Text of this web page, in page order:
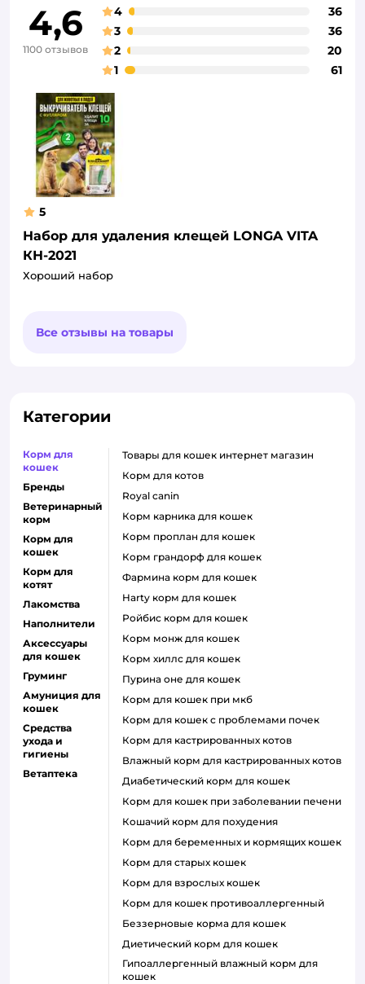
4,6
1100 отзывов
4
36
3
36
2
20
1
61
5
Набор для удаления клещей LONGA VITA
КН-2021
Хороший набор
Все отзывы на товары
Категории
Корм для
кошек
Бренды
Ветеринарный
корм
Корм для
кошек
Корм для
котят
Лакомства
Наполнители
Аксессуары
для кошек
Груминг
Амуниция для
кошек
Средства
ухода и
гигиены
Ветаптека
товары для кошек интернет магазин
корм для котов
royal canin
корм карника для кошек
корм проплан для кошек
корм грандорф для кошек
фармина корм для кошек
harty корм для кошек
ройбис корм для кошек
корм монж для кошек
корм хиллс для кошек
пурина оне для кошек
корм для кошек при мкб
корм для кошек с проблемами почек
Корм для кастрированных котов
влажный корм для кастрированных котов
диабетический корм для кошек
корм для кошек при заболевании печени
кошачий корм для похудения
корм для беременных и кормящих кошек
корм для старых кошек
корм для взрослых кошек
корм для кошек противоаллергенный
беззерновые корма для кошек
диетический корм для кошек
гипоаллергенный влажный корм для
кошек